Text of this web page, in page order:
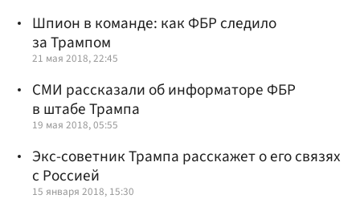
Шпион в команде: как ФБР следило
за Трампом
21 мая 2018, 22:45
СМИ рассказали об информаторе ФБР
в штабе Трампа
19 мая 2018, 05:55
Экс-советник Трампа расскажет о его связях
с Россией
15 января 2018, 15:30